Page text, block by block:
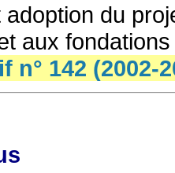
du
aux
n° 142 (2002-